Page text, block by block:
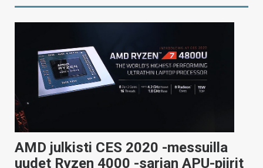
AMD julkisti CES 2020 -messuilla
uudet Ryzen 4000 -sarjan APU-piirit